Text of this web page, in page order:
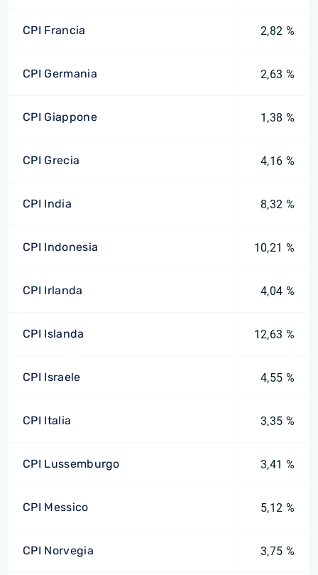
CPI Francia 2,82 %
CPI Germania 2,63 %
CPI Giappone 1,38 %
CPI Grecia 4,16 %
CPI India 8,32 %
CPI Indonesia 10,21 %
CPI Irlanda 4,04 %
CPI Islanda 12,63 %
CPI Israele 4,55 %
CPI Italia 3,35 %
CPI Lussemburgo 3,41 %
CPI Messico 5,12 %
CPI Norvegia 3,75 %